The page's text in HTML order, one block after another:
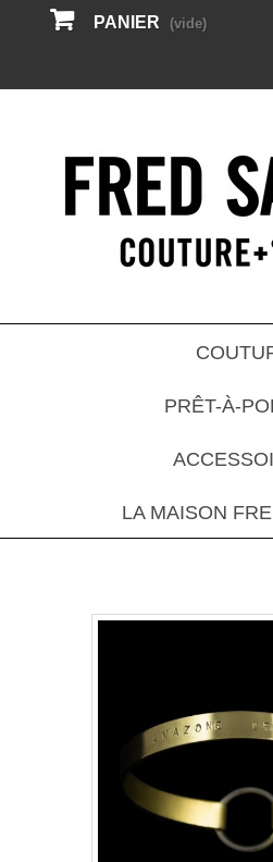
PANIER (vide)
PRÊT-À-
LA MAISON